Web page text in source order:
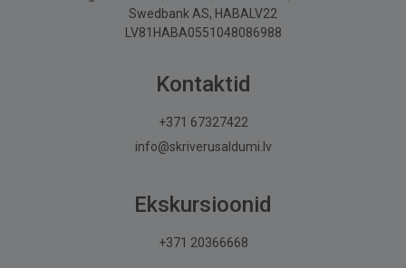
Swedbank AS, HABALV22
LV81HABA0551048086988
Kontaktid
+371 67327422
info@skriverusaldumi.lv
Ekskursioonid
+371 20366668